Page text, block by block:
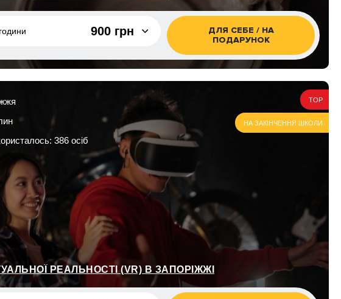
900 грн
ДЛЯ СЕБЕ / НА
ПОДАРУНОК
386 осіб
TOP
НА ЗАКІНЧЕННЯ ШКОЛИ
РЕАЛЬНОСТІ (VR) В ЗАПОРІЖЖІ